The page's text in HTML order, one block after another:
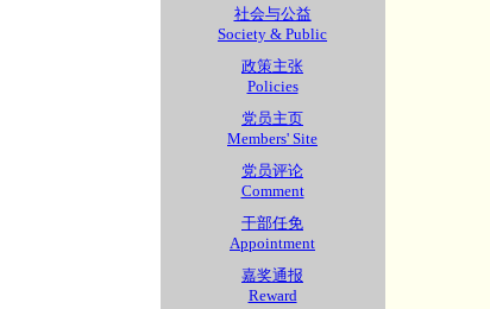
社会与公益
Society & Public
政策主张
Policies
党员主页
Members' Site
党员评论
Comment
干部任免
Appointment
嘉奖通报
Reward